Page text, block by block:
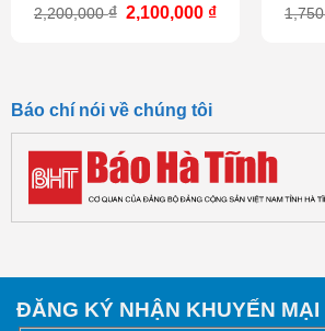
2,200,000₫ Giá
2,100,000 ₫Giá
Báo chí nói về chúng tôi
ĐĂNG KÝ NHẬN KHUYẾN MẠI